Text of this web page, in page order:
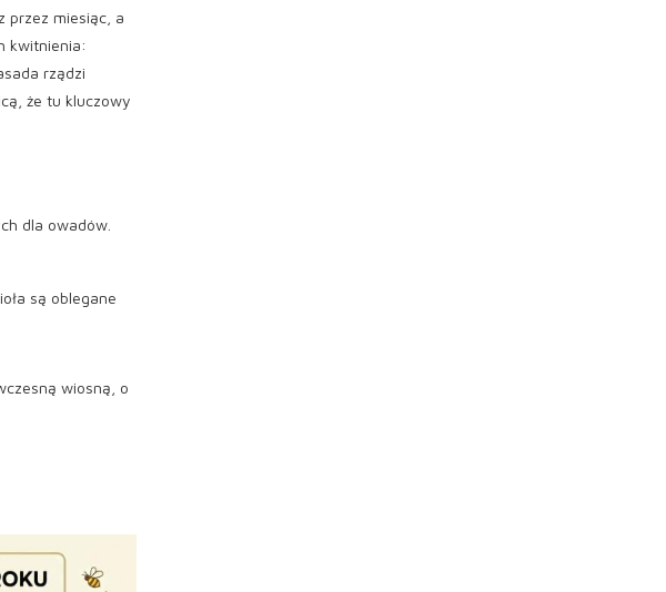
przez miesiąc, a
kwitnienia:
rządzi
że tu kluczowy
dla owadów.
są oblegane
wiosną, o